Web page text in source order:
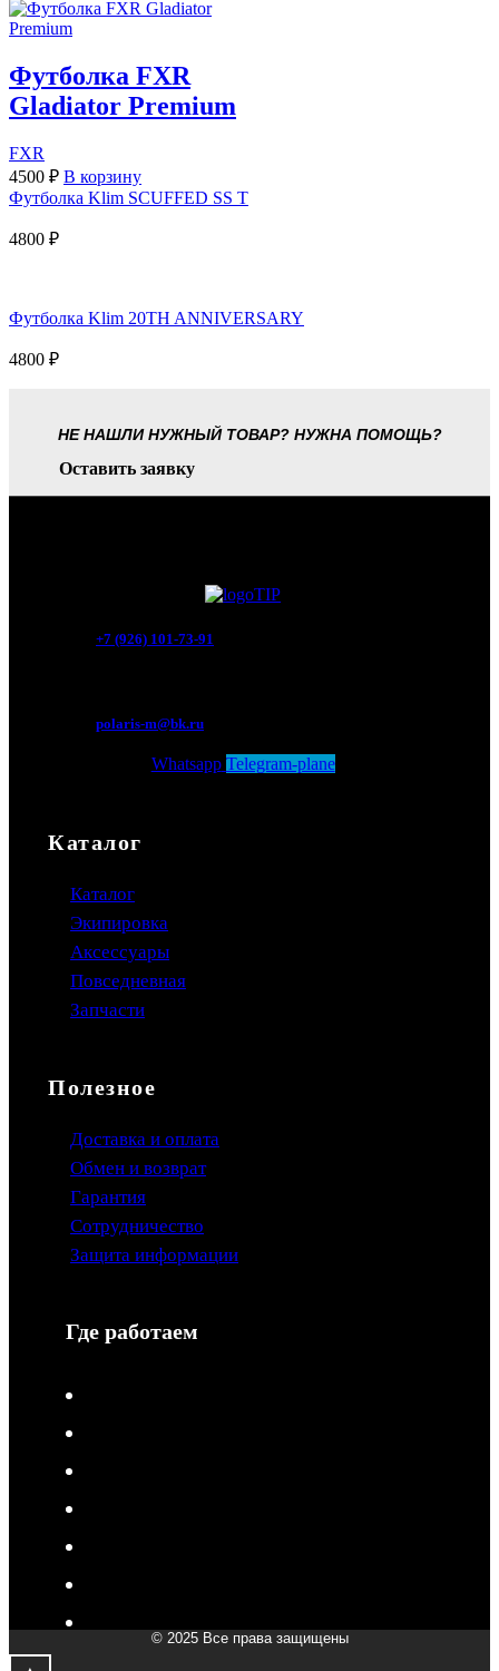
Футболка FXR
Gladiator Premium
FXR
4500 ₽ В корзину
Футболка Klim SCUFFED SS T
4800 ₽
Футболка Klim 20TH ANNIVERSARY
4800 ₽
НЕ НАШЛИ НУЖНЫЙ ТОВАР? НУЖНА ПОМОЩЬ?
Оставить заявку
+7 (926) 101-73-91
polaris-m@bk.ru
Whatsapp Telegram-plane
Каталог
Каталог
Экипировка
Аксессуары
Повседневная
Запчасти
Полезное
Доставка и оплата
Обмен и возврат
Гарантия
Сотрудничество
Защита информации
Где работаем
© 2025 Все права защищены